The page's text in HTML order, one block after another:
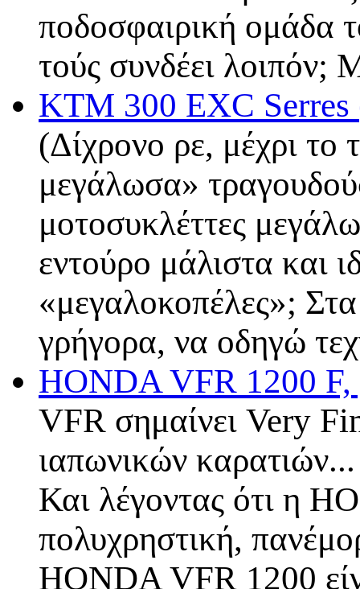
ποδοσφαιρική ομάδα
τούς συνδέει
KTM 300 EXC
(Δίχρονο ρε, μέχρι
μεγάλωσα»
μοτοσυκλέττες
εντούρο μάλιστα και
«μεγαλοκοπέλες»;
γρήγορα, να οδηγώ
HONDA VFR 1200
VFR σημαίνει Very
ιαπωνικών
Και λέγοντας ότι η
πολυχρηστική,
HONDA VFR 1200